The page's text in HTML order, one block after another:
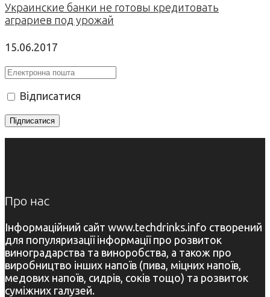
Украинские банки не готовы кредитовать
аграриев под урожай
15.06.2017
Відписатися
Про нас
Інформаційний сайт www.techdrinks.info створений
для популяризації інформації про розвиток
виноградарства та виноробства, а також про
виробництво інших напоїв (пива, міцних напоїв,
медових напоїв, сидрів, соків тощо) та розвиток
суміжних галузей.